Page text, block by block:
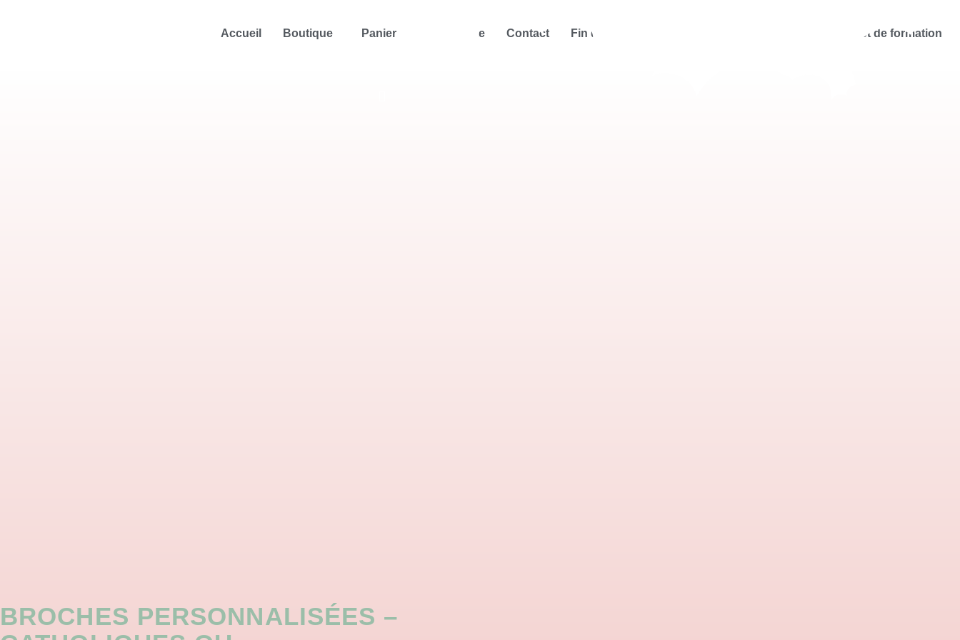
Accueil Boutique Panier Mon compte Contact Fin d’année scolaire Livret de formation
BROCHES PERSONNALISÉES –